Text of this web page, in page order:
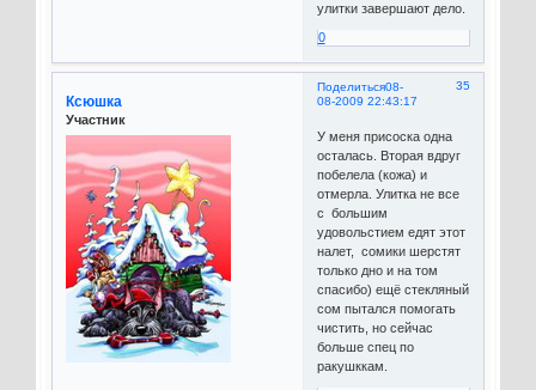
улитки завершают дело.
0
Поделиться 35
08-
08-2009 22:43:17
Ксюшка
Участник
У меня присоска одна
осталась. Вторая вдруг
побелела (кожа) и
отмерла. Улитка не все
с большим
удовольстием едят этот
налет, сомики шерстят
только дно и на том
спасибо) ещё стекляный
сом пытался помогать
чистить, но сейчас
больше спец по
ракушккам.